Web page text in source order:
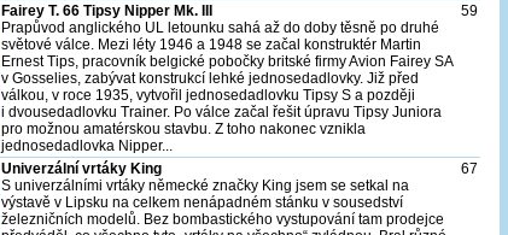
Fairey T. 66 Tipsy Nipper Mk. III
Prapůvod anglického UL letounku sahá až do doby těsně po druhé
světové válce. Mezi léty 1946 a 1948 se začal konstruktér Martin
Ernest Tips, pracovník belgické pobočky britské firmy Avion Fairey SA
v Gosselies, zabývat konstrukcí lehké jednosedadlovky. Již před
válkou, v roce 1935, vytvořil jednosedadlovku Tipsy S a později
i dvousedadlovku Trainer. Po válce začal řešit úpravu Tipsy Juniora
pro možnou amatérskou stavbu. Z toho nakonec vznikla
jednosedadlovka Nipper...
59
Univerzální vrtáky King
S univerzálními vrtáky německé značky King jsem se setkal na
výstavě v Lipsku na celkem nenápadném stánku v sousedství
železničních modelů. Bez bombastického vystupování tam prodejce
67